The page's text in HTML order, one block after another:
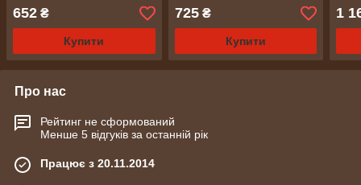
652 ₴
Купити
725₴
Купити
1
Про нас
Рейтинг не сформований
Менше 5 відгуків за останній рік
Працює з 20.11.2014